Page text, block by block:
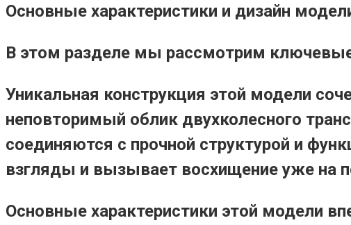
Основные характеристики и дизайн
В этом разделе мы рассмотрим
Уникальная конструкция этой модели
неповторимый облик двухколесного
соединяются с прочной структурой и
взгляды и вызывает восхищение уже на
Основные характеристики этой модели